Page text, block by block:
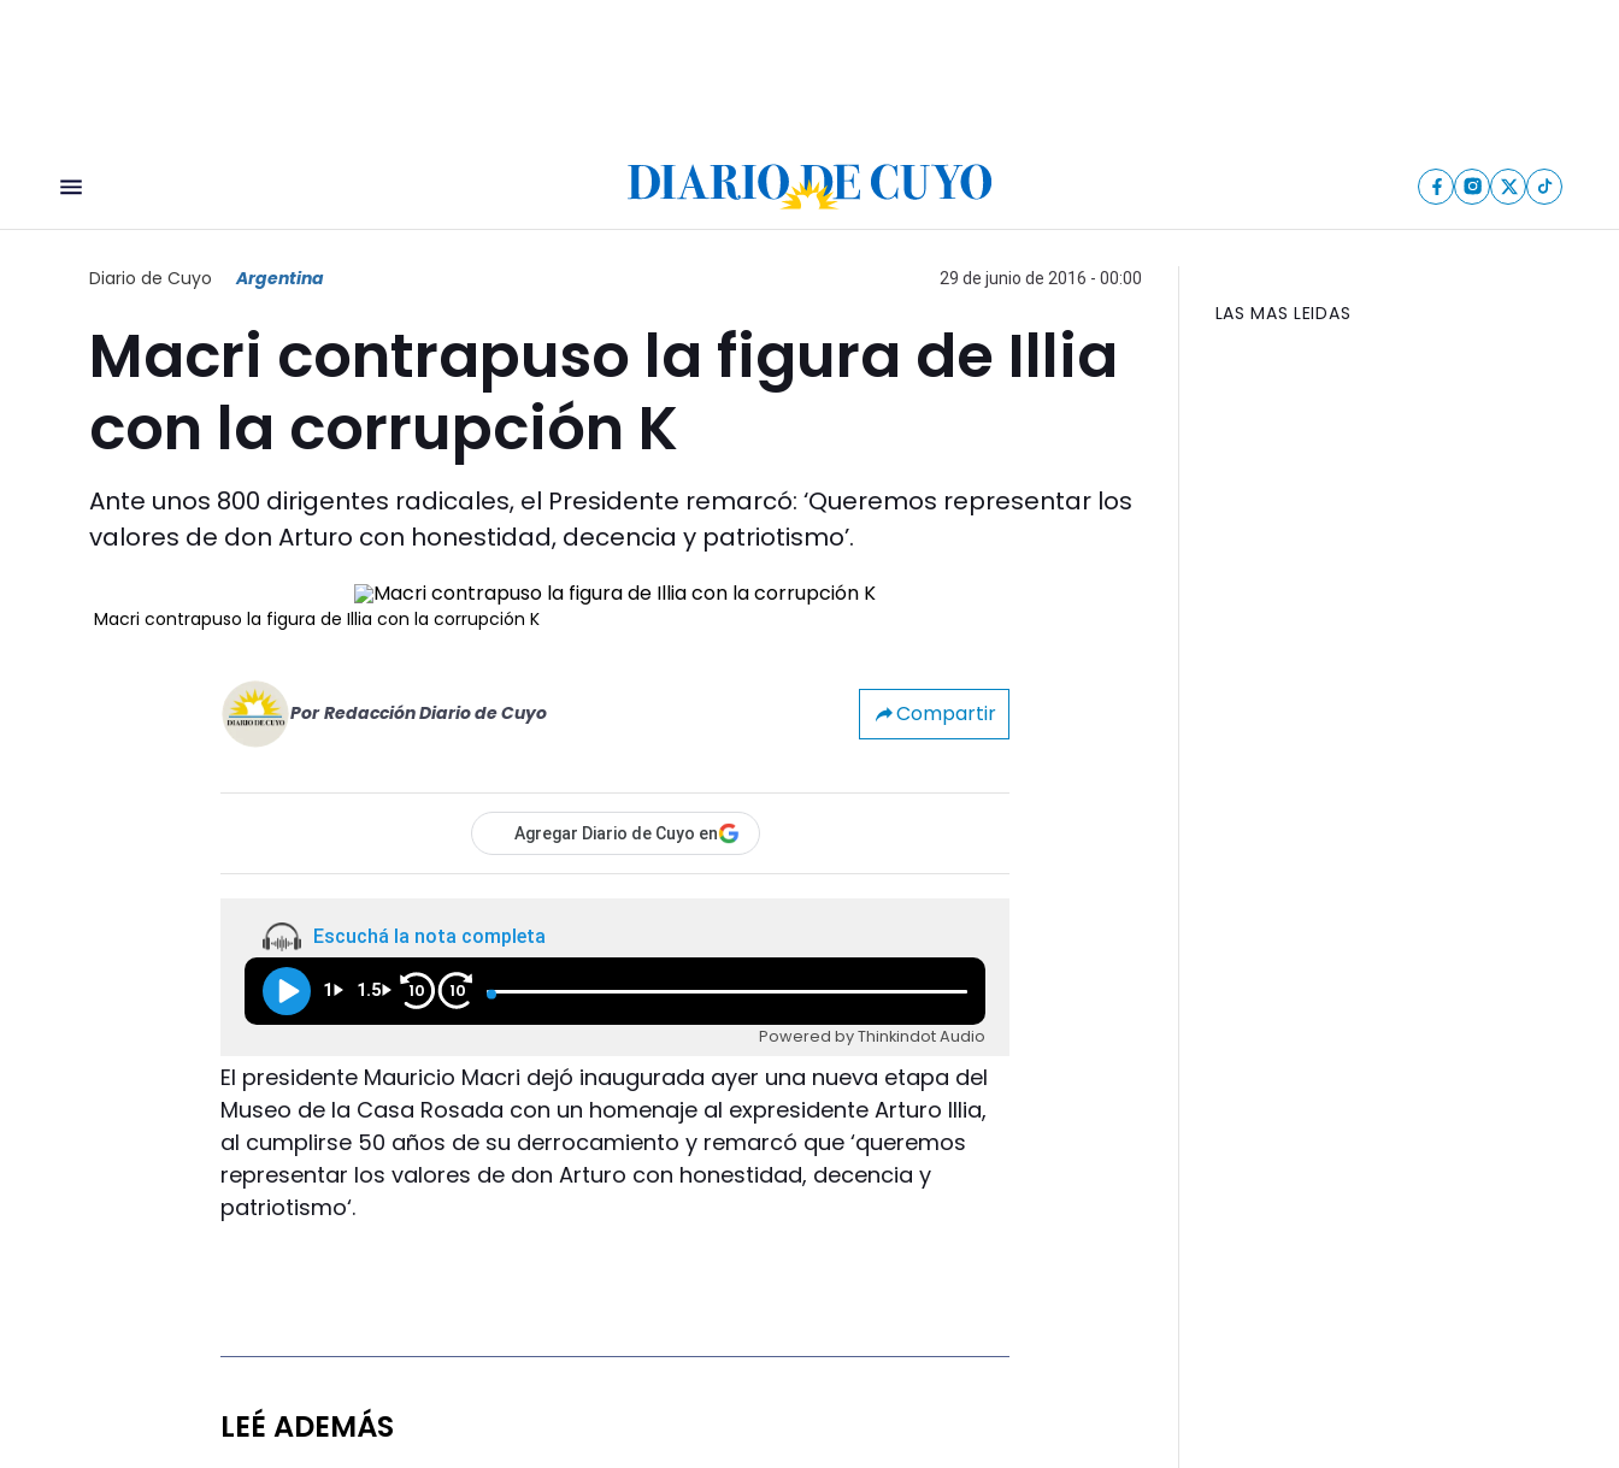
Diario de Cuyo Argentina 29 de junio de 2016 - 00:00
Macri contrapuso la figura de Illia
con la corrupción K
Ante unos 800 dirigentes radicales, el Presidente remarcó: ‘Queremos representar los
valores de don Arturo con honestidad, decencia y patriotismo’.
Macri contrapuso la figura de Illia con la corrupción K
Por Redacción Diario de Cuyo Compartir
Agregar Diario de Cuyo en
Escuchá la nota completa
1 1.5 10 10
Powered by Thinkindot Audio
El presidente Mauricio Macri dejó inaugurada ayer una nueva etapa del
Museo de la Casa Rosada con un homenaje al expresidente Arturo Illia,
al cumplirse 50 años de su derrocamiento y remarcó que ‘queremos
representar los valores de don Arturo con honestidad, decencia y
patriotismo‘.
LEÉ ADEMÁS
LAS MAS LEIDAS